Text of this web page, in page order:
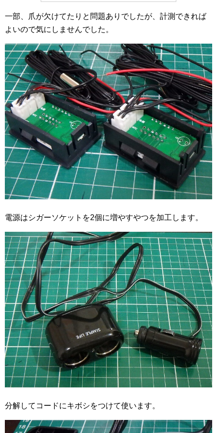
一部、爪が欠けてたりと問題ありでしたが、計測できれば
よいので気にしませんでした。
電源はシガーソケットを2個に増やすやつを加工します。
分解してコードにキボシをつけて使います。